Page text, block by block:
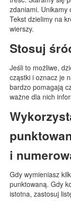
zdaniami. Unikamy
Tekst dzielimy na
wierszy.
Stosuj
Jeśli to możliwe,
cząstki i oznacz je
bardzo pomagają
ważne dla nich
i
Gdy wymieniasz
punktowaną. Gdy
istotna, zastosuj